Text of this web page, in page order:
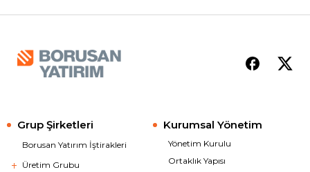
Grup Şirketleri
Borusan Yatırım İştirakleri
Üretim Grubu
Kurumsal Yönetim
Yönetim Kurulu
Ortaklık Yapısı